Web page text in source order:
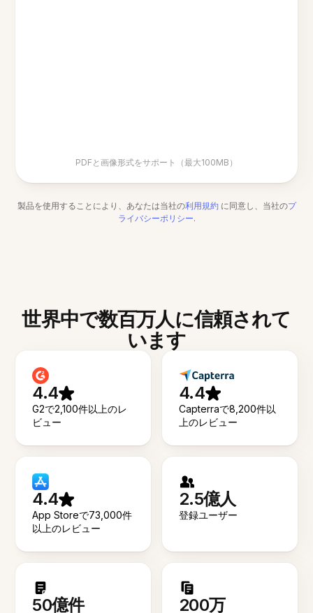
PDFと画像形式をサポート（最大100MB）
製品を使用することにより、あなたは当社の利用規約 に同意し、当社のプ
ライバシーポリシー.
世界中で数百万人に信頼されて
います
4.4
G2で2,100件以上のレ
ビュー
4.4
Capterraで8,200件以
上のレビュー
4.4
App Storeで73,000件
以上のレビュー
2.5億人
登録ユーザー
50億件 200万